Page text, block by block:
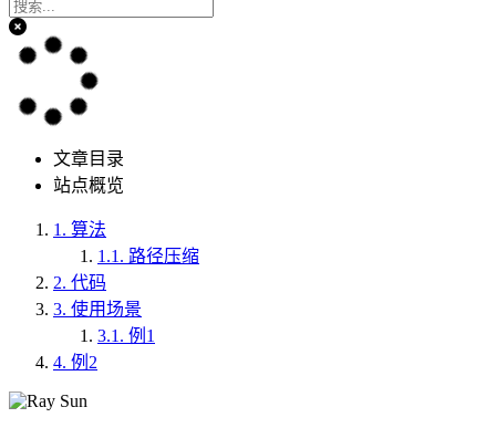
文章目录
站点概览
1. 算法
1.1. 路径压缩
2. 代码
3. 使用场景
3.1. 例1
4. 例2